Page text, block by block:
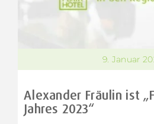
9. Januar
Alexander Fräulin ist
Jahres 2023“